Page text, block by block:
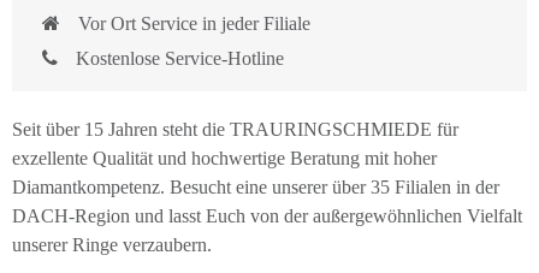
Vor Ort Service in jeder Filiale
Kostenlose Service-Hotline
Seit über 15 Jahren steht die TRAURINGSCHMIEDE für
exzellente Qualität und hochwertige Beratung mit hoher
Diamantkompetenz. Besucht eine unserer über 35 Filialen in der
DACH-Region und lasst Euch von der außergewöhnlichen Vielfalt
unserer Ringe verzaubern.